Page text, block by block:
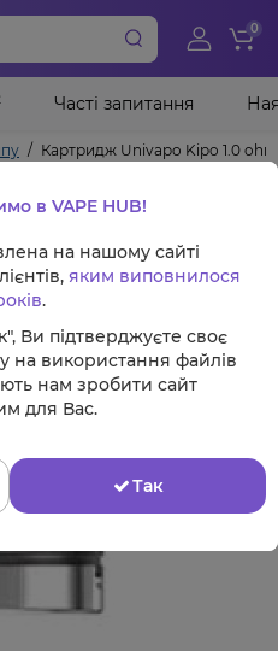
0
Картридж Univapo Kipo 1.0 ohm
Часті запитання
в VAPE HUB!
на нашому сайті
яким виповнилося
.
Ви підтверджуєте своє
на використання файлів
нам зробити сайт
для Вас.
Так